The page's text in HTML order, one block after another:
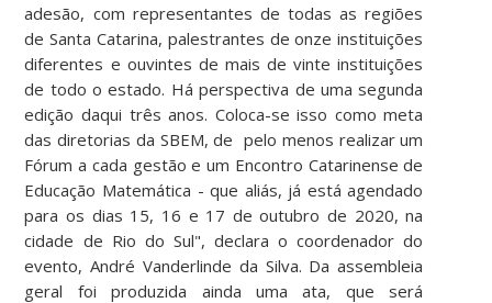
adesão, com representantes de todas as regiões
de Santa Catarina, palestrantes de onze instituições
diferentes e ouvintes de mais de vinte instituições
de todo o estado. Há perspectiva de uma segunda
edição daqui três anos. Coloca-se isso como meta
das diretorias da SBEM, de pelo menos realizar um
Fórum a cada gestão e um Encontro Catarinense de
Educação Matemática - que aliás, já está agendado
para os dias 15, 16 e 17 de outubro de 2020, na
cidade de Rio do Sul", declara o coordenador do
evento, André Vanderlinde da Silva. Da assembleia
geral foi produzida ainda uma ata, que será